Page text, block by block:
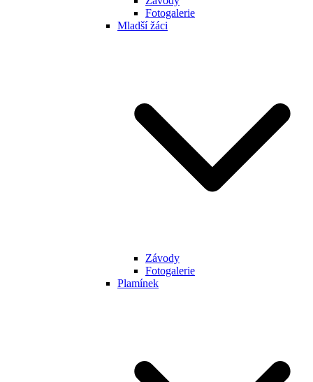
Fotogalerie
Mladší žáci
Závody
Fotogalerie
Plamínek